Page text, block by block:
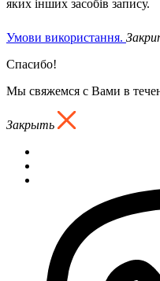
яких інших засобів запису.
Умови використання.
Спасибо!
Мы свяжемся с Вами в
Закрыть